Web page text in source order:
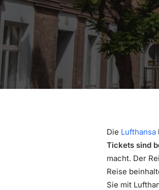
Die Lufthansa
Tickets sind
macht. Der
Reise
Sie mit